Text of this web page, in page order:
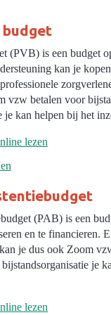
budget
(PVB) is een budget
kan je
vzw betalen voor
je kan helpen bij het
lezen
(PAB) is een
en te financieren.
je dus ook Zoom
je
lezen